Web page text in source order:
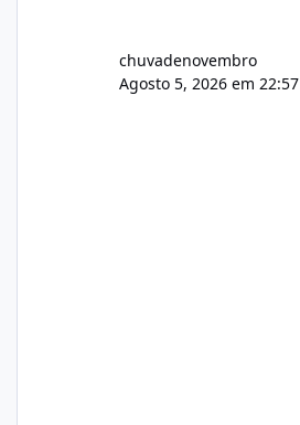
chuvadenovembro
Agosto 5, 2026 em 22:57